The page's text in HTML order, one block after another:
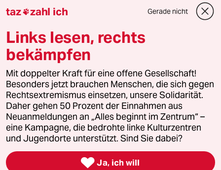
Downloads für Abonnierende
© 2026 taz Verlags und Vertriebs GmbH
Alle Rechte vorbehalten. Bei rechtlichen Fragen oder für Genehmigungen
wenden Sie sich bitte an
lizenzen@taz.de
Feedback Redaktionsstatut Kommune-Richtlinien
Leitlinie Informant Datenschutz Impressum AGB
Seitenwende Einwilligungen widerrufen (Ads)
taz zahl ich Gerade nicht
Links lesen, rechts
bekämpfen
Mit doppelter Kraft für eine offene Gesellschaft!
Besonders jetzt brauchen Menschen, die sich gegen
Rechtsextremismus einsetzen, unsere Solidarität.
Daher gehen 50 Prozent der Einnahmen aus
Neuanmeldungen an „Alles beginnt im Zentrum“ –
eine Kampagne, die bedrohte linke Kulturzentren
und Jugendorte unterstützt. Sind Sie dabei?
 Ja, ich will